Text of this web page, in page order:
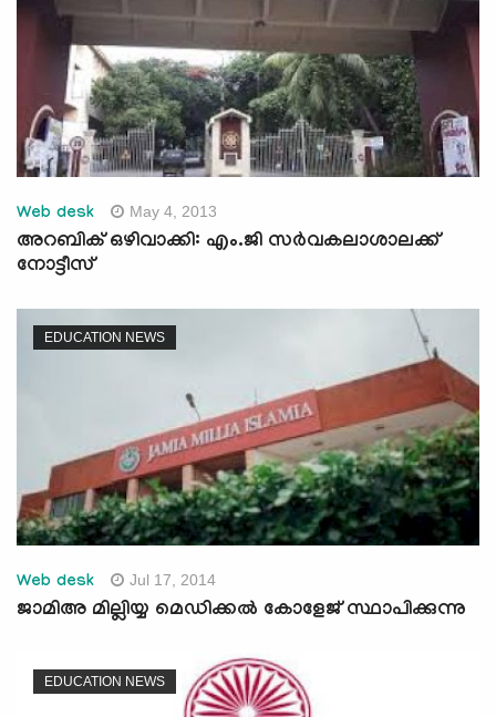
Web desk May 4, 2013
അറബിക് ഒഴിവാക്കി: എം.ജി സര്‍വകലാശാലക്ക്
നോട്ടീസ്
EDUCATION NEWS
Web desk Jul 17, 2014
ജാമിഅ മില്ലിയ്യ മെഡിക്കല്‍ കോളേജ് സ്ഥാപിക്കുന്നു
EDUCATION NEWS